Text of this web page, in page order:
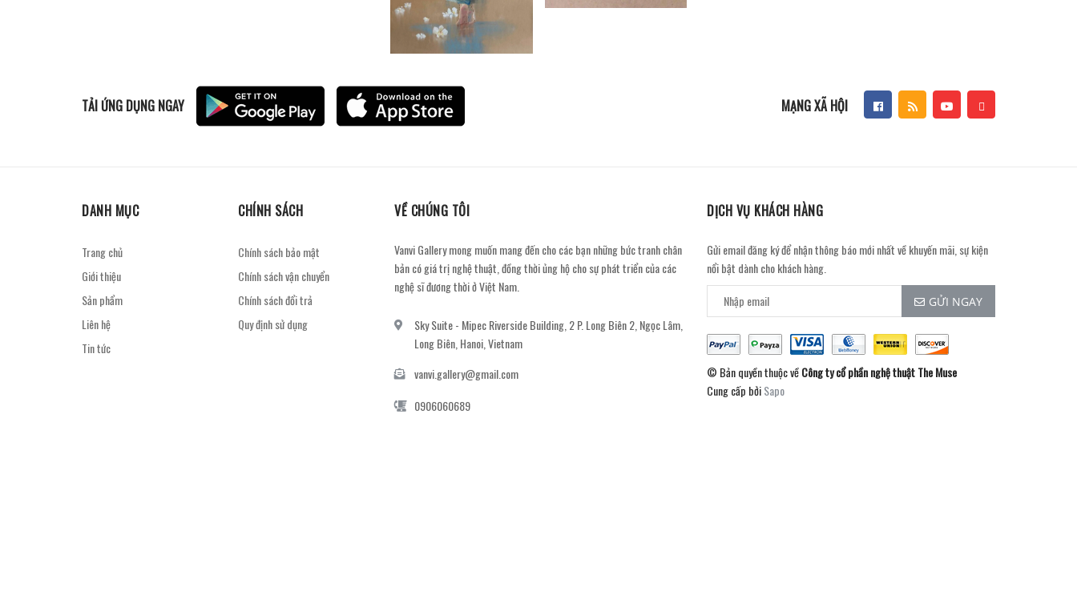
TẢI ỨNG DỤNG NGAY MẠNG XÃ HỘI
DANH MỤC
Trang chủ
Giới thiệu
Sản phẩm
Liên hệ
Tin tức
CHÍNH SÁCH
Chính sách bảo mật
Chính sách vận chuyển
Chính sách đổi trả
Quy định sử dụng
VỀ CHÚNG TÔI
Vanvi Gallery mong muốn mang đến cho các bạn những bức tranh chân
bản có giá trị nghệ thuật, đồng thời ủng hộ cho sự phát triển của các
nghệ sĩ đương thời ở Việt Nam.
Sky Suite - Mipec Riverside Building, 2 P. Long Biên 2, Ngọc Lâm,
Long Biên, Hanoi, Vietnam
vanvi.gallery@gmail.com
0906060689
DỊCH VỤ KHÁCH HÀNG
Gửi email đăng ký để nhận thông báo mới nhất về khuyến mãi, sự kiện
nổi bật dành cho khách hàng.
GỬI NGAY
© Bản quyền thuộc vềCông ty cổ phần nghệ thuật The Muse
Cung cấp bởiSapo